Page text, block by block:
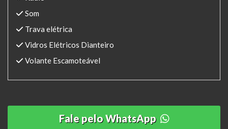
Som
Trava elétrica
Vidros Elétricos Dianteiro
Volante Escamoteável
Fale pelo WhatsApp